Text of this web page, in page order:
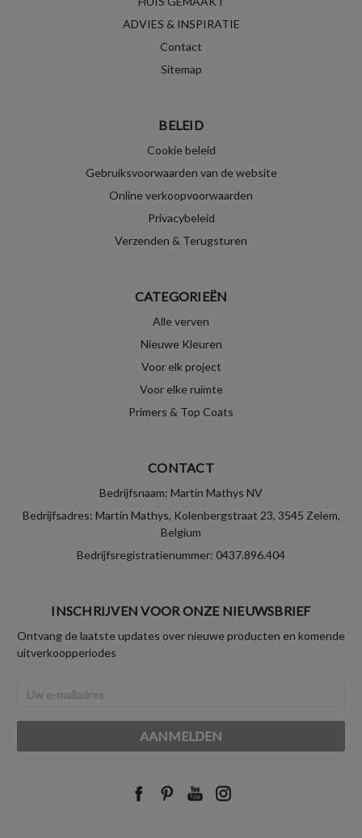
ADVIES & INSPIRATIE
Contact
Sitemap
BELEID
Cookie beleid
Gebruiksvoorwaarden van de website
Online verkoopvoorwaarden
Privacybeleid
Verzenden & Terugsturen
CATEGORIEËN
Alle verven
Nieuwe Kleuren
Voor elk project
Voor elke ruimte
Primers & Top Coats
CONTACT
Bedrijfsnaam: Martin Mathys NV
Bedrijfsadres: Martin Mathys, Kolenbergstraat 23, 3545 Zelem,
Belgium
Bedrijfsregistratienummer: 0437.896.404
INSCHRIJVEN VOOR ONZE NIEUWSBRIEF
Ontvang de laatste updates over nieuwe producten en komende
uitverkoopperiodes
mailadres